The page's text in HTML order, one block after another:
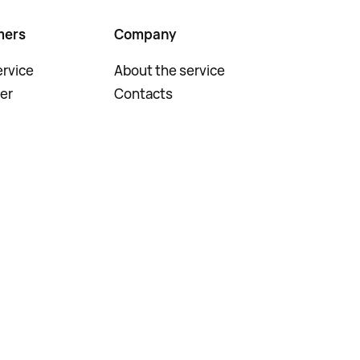
Company
About the service
Contacts